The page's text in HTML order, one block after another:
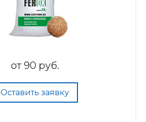
от 90 руб.
Оставить заявку